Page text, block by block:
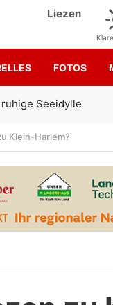
Liezen
FOTOS
SK Sturm
Klein-Harlem?